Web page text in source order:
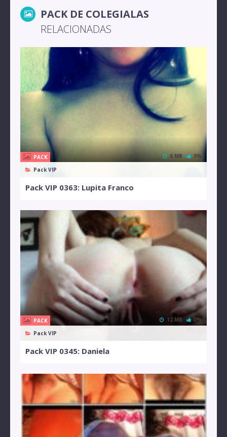
PACK DE COLEGIALAS
RELACIONADAS
PACK
Pack VIP
6 MB 0%
Pack VIP 0363: Lupita Franco
PACK
Pack VIP
12 MB 0%
Pack VIP 0345: Daniela